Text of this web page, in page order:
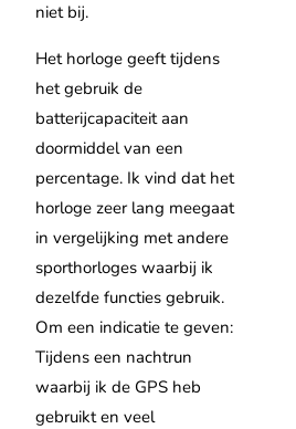
niet bij.
Het horloge geeft tijdens
het gebruik de
batterijcapaciteit aan
doormiddel van een
percentage. Ik vind dat het
horloge zeer lang meegaat
in vergelijking met andere
sporthorloges waarbij ik
dezelfde functies gebruik.
Om een indicatie te geven:
Tijdens een nachtrun
waarbij ik de GPS heb
gebruikt en veel